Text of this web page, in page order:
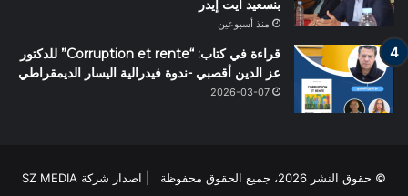
بنسعيد آيت إيدر
منذ أسبوعين
قراءة في كتاب: “Corruption et rente” للدكتور
عز الدين أقصبي -ندوة فيدرالية اليسار الديمقراطي
2026-03-07
© حقوق النشر 2026، جميع الحقوق محفوظة | اصدار شركة SZ MEDIA